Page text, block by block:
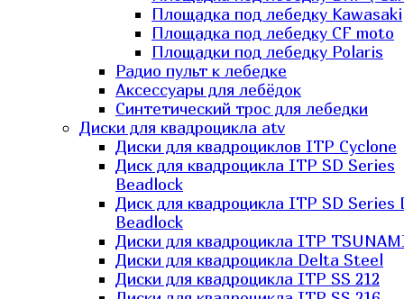
Площадка под лебедку Kawasaki
Площадка под лебедку СF moto
Площадки под лебедку Polaris
Радио пульт к лебедке
Аксессуары для лебёдок
Синтетический трос для лебедки
Диски для квадроцикла atv
Диски для квадроциклов ITP Cyclone
Диск для квадроцикла ITP SD Series
Beadlock
Диск для квадроцикла ITP SD Series
Beadlock
Диски для квадроцикла ITP
Диски для квадроцикла Delta Steel
Диски для квадроцикла ITP SS 212